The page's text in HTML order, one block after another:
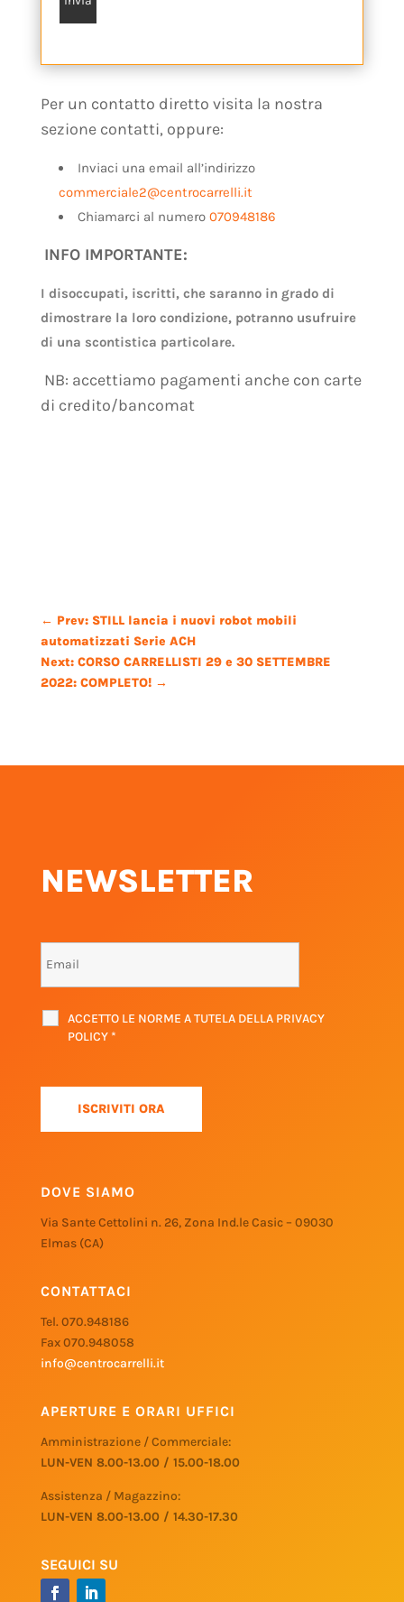
Per un contatto diretto visita la nostra
sezione contatti, oppure:
Inviaci una email all’indirizzo
commerciale2@centrocarrelli.it
Chiamarci al numero 070948186
INFO IMPORTANTE:
I disoccupati, iscritti, che saranno in grado di
dimostrare la loro condizione, potranno usufruire
di una scontistica particolare.
NB: accettiamo pagamenti anche con carte
di credito/bancomat
← Prev: STILL lancia i nuovi robot mobili
automatizzati Serie ACH
Next: CORSO CARRELLISTI 29 e 30 SETTEMBRE
2022: COMPLETO!→
NEWSLETTER
ACCETTO LE NORME A TUTELA DELLA PRIVACY
POLICY *
DOVE SIAMO
Via Sante Cettolini n. 26, Zona Ind.le Casic – 09030
Elmas (CA)
CONTATTACI
Tel. 070.948186
Fax 070.948058
info@centrocarrelli.it
APERTURE E ORARI UFFICI
Amministrazione / Commerciale:
LUN-VEN 8.00-13.00 / 15.00-18.00
Assistenza / Magazzino:
LUN-VEN 8.00-13.00 / 14.30-17.30
SEGUICI SU